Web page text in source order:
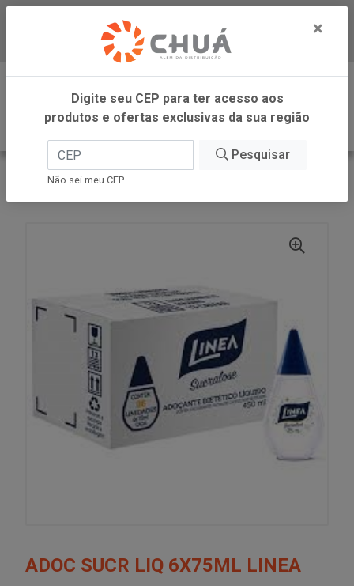
Baixe já nosso APP
0
INÍCIO
LINEA ALIMENTOS
ADOC SUCR LIQ 6X75ML LINEA
×
Digite seu CEP para ter acesso aos
produtos e ofertas exclusivas da sua região
Pesquisar
Não sei meu CEP